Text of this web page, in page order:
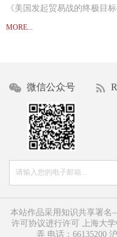
《美国发起贸易战的终极目
Conceptualizing China’s
MORE...
微信公众号
本站作品采用知识共享署
许可协议进行许可 上海大
弄 电话：66135200